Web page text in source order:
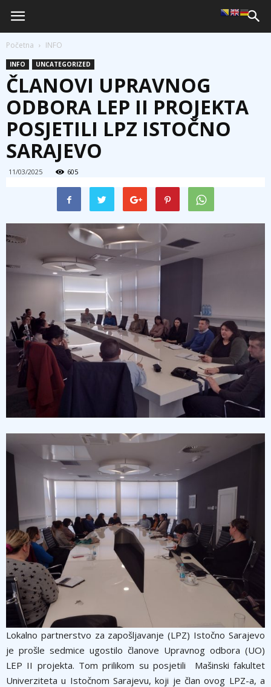
Početna INFO
INFO UNCATEGORIZED
ČLANOVI UPRAVNOG
ODBORA LEP II PROJEKTA
POSJETILI LPZ ISTOČNO
SARAJEVO
11/03/2025 605
Lokalno partnerstvo za zapošljavanje (LPZ) Istočno Sarajevo
je prošle sedmice ugostilo članove Upravnog odbora (UO)
LEP II projekta. Tom prilikom su posjetili Mašinski fakultet
Univerziteta u Istočnom Sarajevu, koji je član ovog LPZ-a, a